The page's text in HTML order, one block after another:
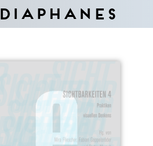
Diaphanes